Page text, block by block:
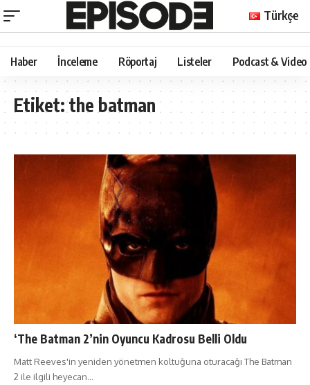
Türkçe
Haber İnceleme Röportaj Listeler Podcast & Video
Etiket:the batman
‘The Batman 2’nin Oyuncu Kadrosu Belli Oldu
Matt Reeves'in yeniden yönetmen koltuğuna oturacağı The Batman
2 ile ilgili heyecan…